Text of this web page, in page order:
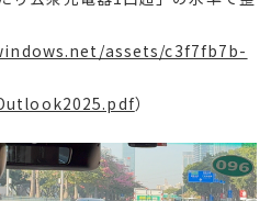
assets/c3f7fb7b-
）